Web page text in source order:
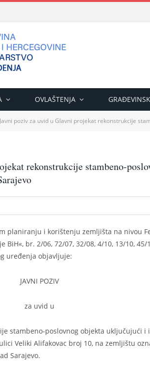
OVLAŠTENJA
Javni poziv za uvid u Glavni projekat rekonstrukcije
rekonstrukcije stambeno-
planiranju i korištenju zemljišta na nivou
BiH«, br. 2/06, 72/07, 32/08, 4/10, 13/10, 45/
uređenja objavljuje:
JAVNI POZIV
za uvid u
stambeno-poslovnog objekta uključujući i
Veliki Alifakovac broj 10, na zemljištu
Sarajevo.